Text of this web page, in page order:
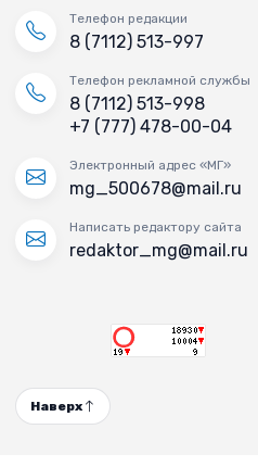
Телефон редакции
8 (7112) 513-997
Телефон рекламной службы
8 (7112) 513-998
+7 (777) 478-00-04
Электронный адрес «МГ»
mg_500678@mail.ru
Написать редактору сайта
redaktor_mg@mail.ru
Наверх